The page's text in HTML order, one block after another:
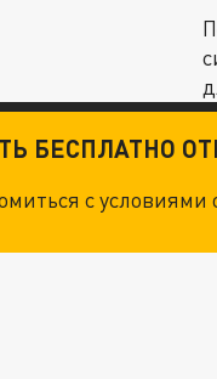
БЕСПЛАТНО
с